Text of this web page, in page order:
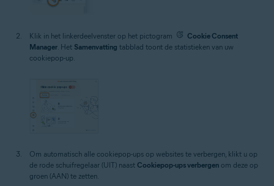
Klik in het linkerdeelvenster op het pictogram
Cookie Consent
Manager. Het Samenvatting tabblad toont de statistieken van uw
cookiepop-up.
Om automatisch alle cookiepop-ups op websites te verbergen, klikt u op
de rode schuifregelaar (UIT) naast Cookiepop-ups verbergen om deze op
groen (AAN) te zetten.